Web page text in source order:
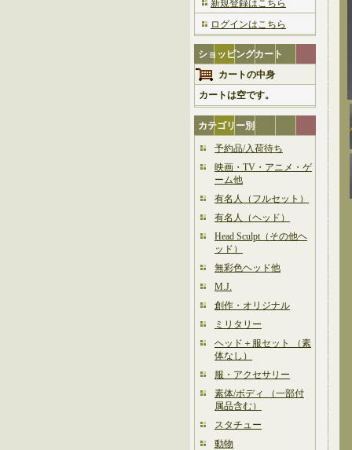
新規登録はこちら
ログインはこちら
ショッピングカート
カートの中身
カートは空です。
カテゴリー別
予約品/入荷待ち
映画・TV・アニメ・ゲ
ーム他
有名人（フルセット）
有名人（ヘッド）
Head Sculpt（その他ヘ
ッド）
無彩色ヘッド他
M.J.
創作・オリジナル
ミリタリー
ヘッド＋服セット （素
体なし）
服・アクセサリー
素体/ボディ （一部付
属品含む）
スタチュー
動物